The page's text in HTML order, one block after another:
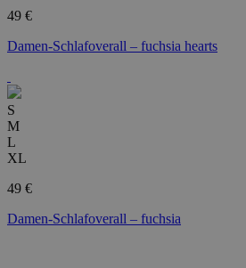
49 €
Damen-Schlafoverall – fuchsia hearts
S
M
L
XL
49 €
Damen-Schlafoverall – fuchsia